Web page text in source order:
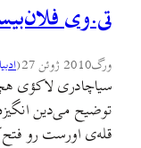
تی.وی
ورگ2010 ژوئن 27 (
سیاچادری لاکؤی
توضیح می‌دین
قله‌ی اورست رو